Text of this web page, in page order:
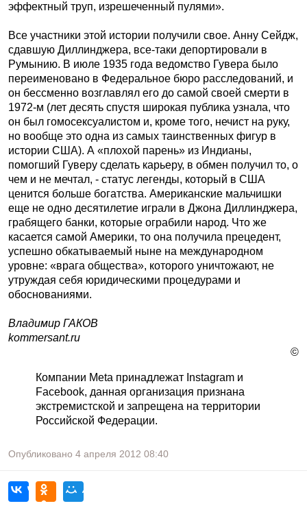
эффектный труп, изрешеченный пулями».
Все участники этой истории получили свое. Анну Сейдж,
сдавшую Диллинджера, все-таки депортировали в
Румынию. В июле 1935 года ведомство Гувера было
переименовано в Федеральное бюро расследований, и
он бессменно возглавлял его до самой своей смерти в
1972-м (лет десять спустя широкая публика узнала, что
он был гомосексуалистом и, кроме того, нечист на руку,
но вообще это одна из самых таинственных фигур в
истории США). А «плохой парень» из Индианы,
помогший Гуверу сделать карьеру, в обмен получил то, о
чем и не мечтал, - статус легенды, который в США
ценится больше богатства. Американские мальчишки
еще не одно десятилетие играли в Джона Диллинджера,
грабящего банки, которые ограбили народ. Что же
касается самой Америки, то она получила прецедент,
успешно обкатываемый ныне на международном
уровне: «врага общества», которого уничтожают, не
утруждая себя юридическими процедурами и
обоснованиями.
Владимир ГАКОВ
kommersant.ru
©
Компании Meta принадлежат Instagram и
Facebook, данная организация признана
экстремистской и запрещена на территории
Российской Федерации.
Опубликовано 4 апреля 2012 08:40